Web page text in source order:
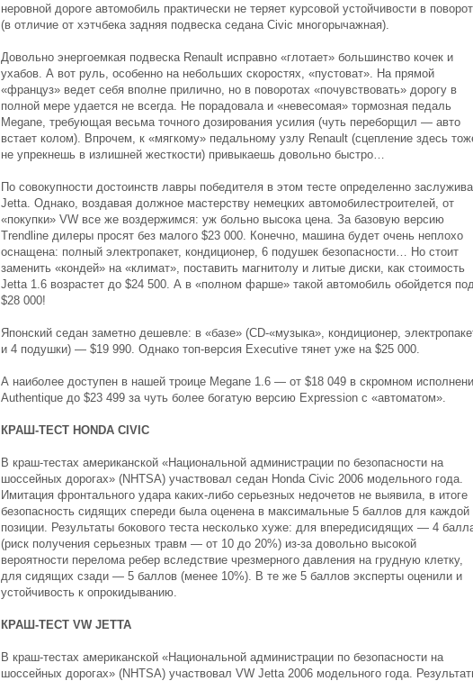
неровной дороге автомобиль практически не теряет курсовой устойчивости в
(в отличие от хэтчбека задняя подвеска седана Civic многорычажная).
Довольно энергоемкая подвеска Renault исправно «глотает» большинство кочек и
ухабов. А вот руль, особенно на небольших скоростях, «пустоват». На прямой
«француз» ведет себя вполне прилично, но в поворотах «почувствовать» дорогу в
полной мере удается не всегда. Не порадовала и «невесомая» тормозная педаль
Megane, требующая весьма точного дозирования усилия (чуть переборщил — авто
встает колом). Впрочем, к «мягкому» педальному узлу Renault (сцепление здесь
не упрекнешь в излишней жесткости) привыкаешь довольно быстро…
По совокупности достоинств лавры победителя в этом тесте определенно
Jetta. Однако, воздавая должное мастерству немецких автомобилестроителей, от
«покупки» VW все же воздержимся: уж больно высока цена. За базовую версию
Trendline дилеры просят без малого $23 000. Конечно, машина будет очень неплохо
оснащена: полный электропакет, кондиционер, 6 подушек безопасности… Но стоит
заменить «кондей» на «климат», поставить магнитолу и литые диски, как стоимость
Jetta 1.6 возрастет до $24 500. А в «полном фарше» такой автомобиль обойдется под
$28 000!
Японский седан заметно дешевле: в «базе» (CD-«музыка», кондиционер,
и 4 подушки) — $19 990. Однако топ-версия Executive тянет уже на $25 000.
А наиболее доступен в нашей троице Megane 1.6 — от $18 049 в скромном
Authentique до $23 499 за чуть более богатую версию Expression с «автоматом».
КРАШ-ТЕСТ HONDA CIVIC
В краш-тестах американской «Национальной администрации по безопасности на
шоссейных дорогах» (NHTSA) участвовал седан Honda Civic 2006 модельного года.
Имитация фронтального удара каких-либо серьезных недочетов не выявила, в итоге
безопасность сидящих спереди была оценена в максимальные 5 баллов для каждой
позиции. Результаты бокового теста несколько хуже: для впередисидящих — 4
(риск получения серьезных травм — от 10 до 20%) из-за довольно высокой
вероятности перелома ребер вследствие чрезмерного давления на грудную клетку,
для сидящих сзади — 5 баллов (менее 10%). В те же 5 баллов эксперты оценили и
устойчивость к опрокидыванию.
КРАШ-ТЕСТ VW JETTA
В краш-тестах американской «Национальной администрации по безопасности на
шоссейных дорогах» (NHTSA) участвовал VW Jetta 2006 модельного года.